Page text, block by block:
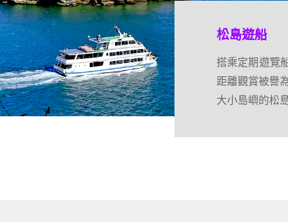
松島遊船
搭乘定期遊覽
距離觀賞被譽
大小島嶼的松